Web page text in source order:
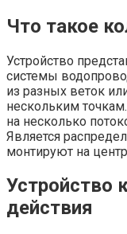
Что такое
Устройство
системы
из разных веток
нескольким
на несколько
Является
монтируют на
Устройство
действия